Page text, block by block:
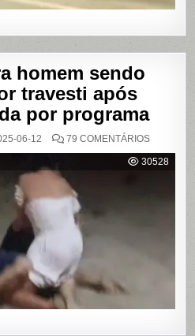
homem sendo
travesti após
por programa
06-12 79 COMENTÁRIOSEM
MOSTRA
HOMEM
30528